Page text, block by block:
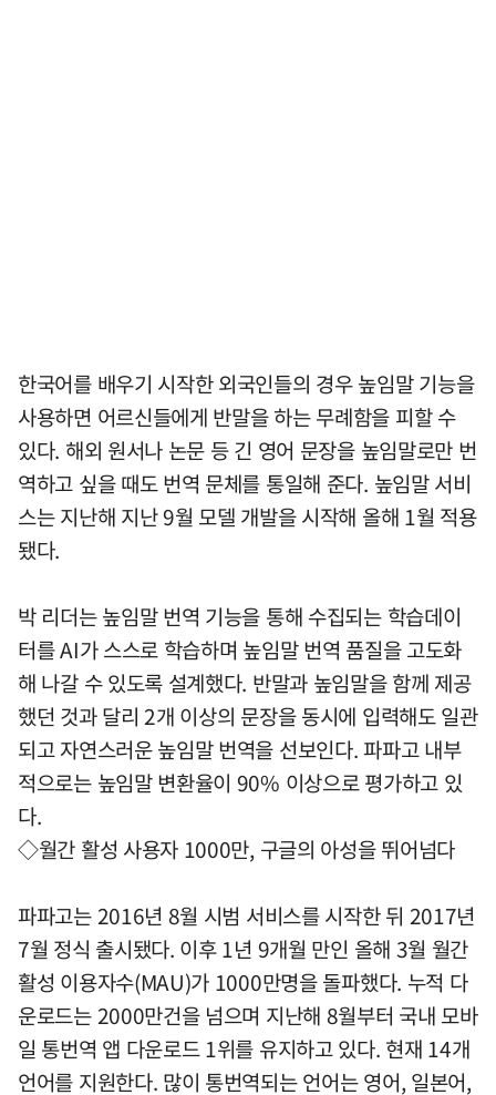
한국어를 배우기 시작한 외국인들의 경우 높임말 기능을
사용하면 어르신들에게 반말을 하는 무례함을 피할 수
있다. 해외 원서나 논문 등 긴 영어 문장을 높임말로만 번
역하고 싶을 때도 번역 문체를 통일해 준다. 높임말 서비
스는 지난해 지난 9월 모델 개발을 시작해 올해 1월 적용
됐다.
박 리더는 높임말 번역 기능을 통해 수집되는 학습데이
터를 AI가 스스로 학습하며 높임말 번역 품질을 고도화
해 나갈 수 있도록 설계했다. 반말과 높임말을 함께 제공
했던 것과 달리 2개 이상의 문장을 동시에 입력해도 일관
되고 자연스러운 높임말 번역을 선보인다. 파파고 내부
적으로는 높임말 변환율이 90% 이상으로 평가하고 있
다.
◇월간 활성 사용자 1000만, 구글의 아성을 뛰어넘다
파파고는 2016년 8월 시범 서비스를 시작한 뒤 2017년
7월 정식 출시됐다. 이후 1년 9개월 만인 올해 3월 월간
활성 이용자수(MAU)가 1000만명을 돌파했다. 누적 다
운로드는 2000만건을 넘으며 지난해 8월부터 국내 모바
일 통번역 앱 다운로드 1위를 유지하고 있다. 현재 14개
언어를 지원한다. 많이 통번역되는 언어는 영어, 일본어,